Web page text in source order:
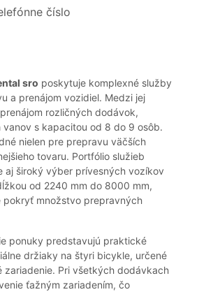
číslo
sro poskytuje komplexné služby
a prenájom vozidiel. Medzi jej
rozličných dodávok,
s kapacitou od 8 do 9 osôb.
nielen pre prepravu väčších
tovaru. Portfólio služieb
aj široký výber prívesných vozíkov
od 2240 mm do 8000 mm,
pokryť množstvo prepravných
ponuky predstavujú praktické
držiaky na štyri bicykle, určené
zariadenie. Pri všetkých dodávkach
ťažným zariadením, čo